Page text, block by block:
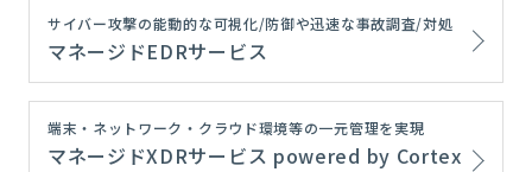
サイバー攻撃の能動的な可視化/防御や迅速な事故調査/対処
マネージドEDRサービス
端末・ネットワーク・クラウド環境等の一元管理を実現
マネージドXDRサービス powered by Cortex